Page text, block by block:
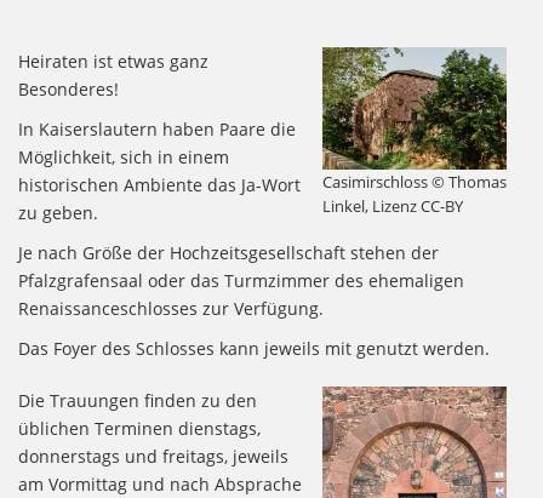
Casimirschloss © Thomas
Linkel, Lizenz CC-BY
Heiraten ist etwas ganz
Besonderes!
In Kaiserslautern haben Paare die
Möglichkeit, sich in einem
historischen Ambiente das Ja-Wort
zu geben.
Je nach Größe der Hochzeitsgesellschaft stehen der
Pfalzgrafensaal oder das Turmzimmer des ehemaligen
Renaissanceschlosses zur Verfügung.
Das Foyer des Schlosses kann jeweils mit genutzt werden.
Die Trauungen finden zu den
üblichen Terminen dienstags,
donnerstags und freitags, jeweils
am Vormittag und nach Absprache